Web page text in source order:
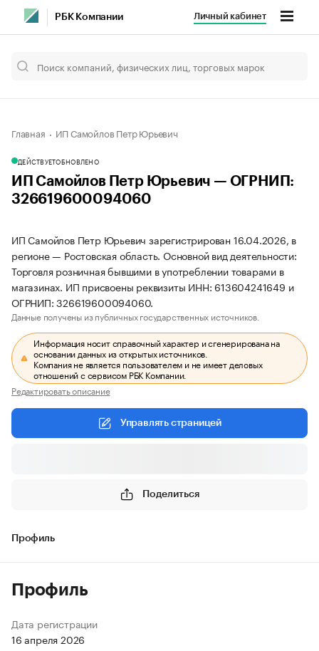
РБК Компании Личный кабинет
Главная ИП Самойлов Петр Юрьевич
ДЕЙСТВУЕТОБНОВЛЕНО
ИП Самойлов Петр Юрьевич — ОГРНИП:
326619600094060
ИП Самойлов Петр Юрьевич зарегистрирован 16.04.2026, в
регионе — Ростовская область. Основной вид деятельности:
Торговля розничная бывшими в употреблении товарами в
магазинах. ИП присвоены реквизиты ИНН: 613604241649 и
ОГРНИП: 326619600094060.
Данные получены из публичных государственных источников.
Информация носит справочный характер и сгенерирована на
основании данных из открытых источников.
Компания не является пользователем и не имеет деловых
отношений с сервисом РБК Компании.
Редактировать описание
Управлять страницей
Поделиться
Профиль
Профиль
Дата регистрации
16 апреля 2026